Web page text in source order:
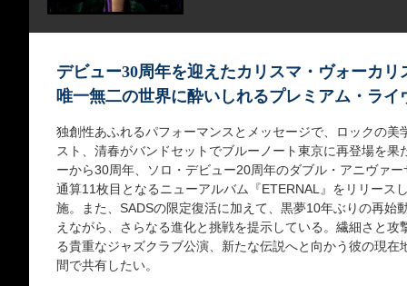
デビュー30周年を迎えたカリスマ・ヴォーカリ
唯一無二の世界に酔いしれるプレミアム・ライ
独創性あふれるパフォーマンスとメッセージで、ロックの
スト、清春がバンドセットでブルーノート東京に再登場を
ーから30周年、ソロ・デビュー20周年のダブル・アニヴァ
通算11枚目となるニューアルバム『ETERNAL』をリリース
施。また、SADSの限定復活に加えて、黒夢10年ぶりの再始
えながら、さらなる進化と挑戦を提示している。繊細さと
る貴重なジャズクラブ公演、新たな伝説へと向かう彼の現
間で共有したい。